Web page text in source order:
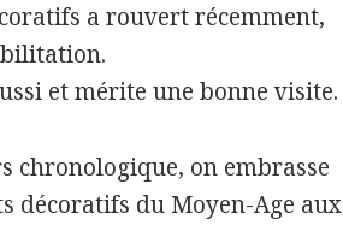
a rouvert récemment,
et mérite une bonne visite.
chronologique, on embrasse
décoratifs du Moyen-Age aux